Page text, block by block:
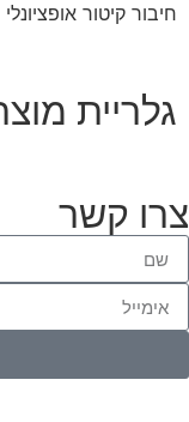
חיבור קיטור אופציונלי
גלריית
צרו קשר